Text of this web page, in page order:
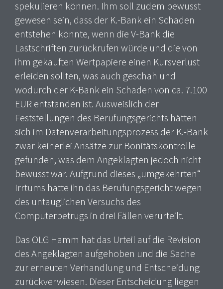
spekulieren können. Ihm soll zudem bewusst
gewesen sein, dass der K.-Bank ein Schaden
entstehen könnte, wenn die V-Bank die
Lastschriften zurückrufen würde und die von
ihm gekauften Wertpapiere einen Kursverlust
erleiden sollten, was auch geschah und
wodurch der K-Bank ein Schaden von ca. 7.100
EUR entstanden ist. Ausweislich der
Feststellungen des Berufungsgerichts hätten
sich im Datenverarbeitungsprozess der K.-Bank
zwar keinerlei Ansätze zur Bonitätskontrolle
gefunden, was dem Angeklagten jedoch nicht
bewusst war. Aufgrund dieses „umgekehrten“
Irrtums hatte ihn das Berufungsgericht wegen
des untauglichen Versuchs des
Computerbetrugs in drei Fällen verurteilt.
Das OLG Hamm hat das Urteil auf die Revision
des Angeklagten aufgehoben und die Sache
zur erneuten Verhandlung und Entscheidung
zurückverwiesen. Dieser Entscheidung liegen